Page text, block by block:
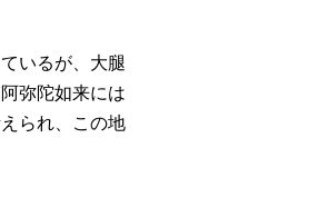
いるが、大腿
弥陀如来には
られ、この地